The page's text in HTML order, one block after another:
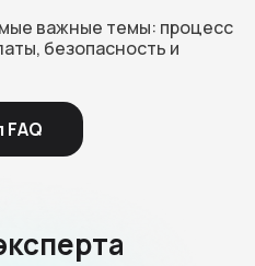
важные темы: процесс
безопасность и